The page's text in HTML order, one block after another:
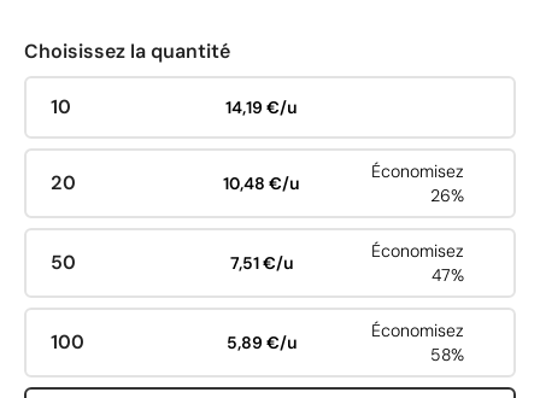
Choisissez la quantité
10 14,19 €/u
20 10,48 €/u
Économisez
26%
50 7,51 €/u
Économisez
47%
100 5,89 €/u
Économisez
58%